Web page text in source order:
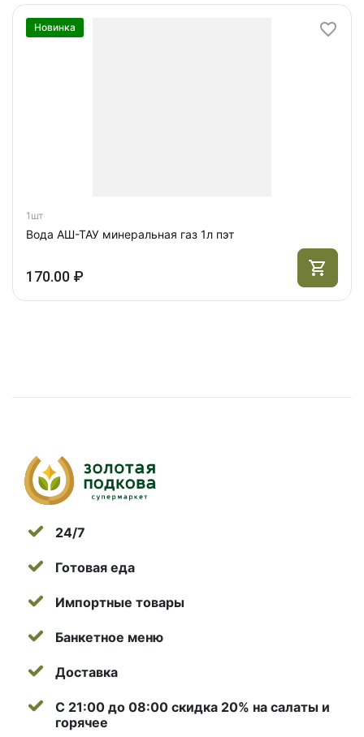
Новинка
1шт
Вода АШ-ТАУ минеральная газ 1л пэт
170.00 ₽
24/7
Готовая еда
Импортные товары
Банкетное меню
Доставка
С 21:00 до 08:00 скидка 20% на салаты и
горячее